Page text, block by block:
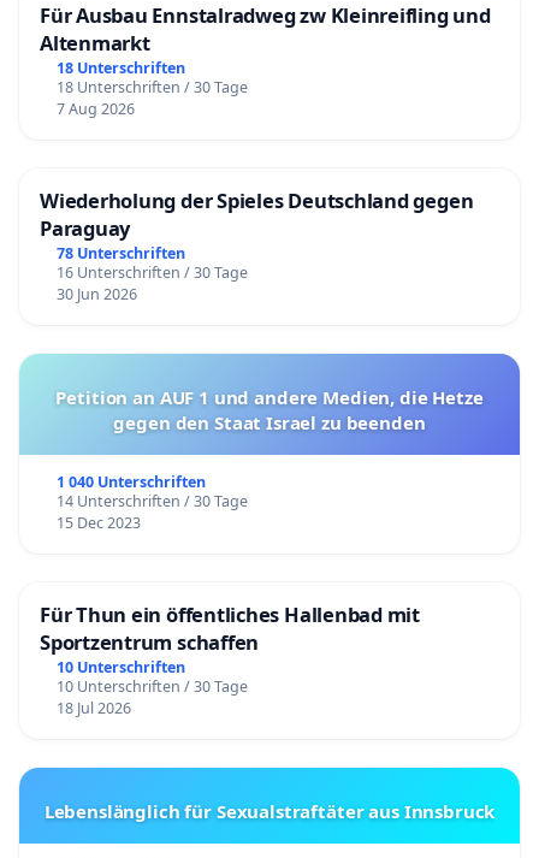
Für Ausbau Ennstalradweg zw Kleinreifling und
Altenmarkt
18 Unterschriften
18 Unterschriften / 30 Tage
7 Aug 2026
Wiederholung der Spieles Deutschland gegen
Paraguay
78 Unterschriften
16 Unterschriften / 30 Tage
30 Jun 2026
Petition an AUF 1 und andere Medien, die Hetze
gegen den Staat Israel zu beenden
1 040 Unterschriften
14 Unterschriften / 30 Tage
15 Dec 2023
Für Thun ein öffentliches Hallenbad mit
Sportzentrum schaffen
10 Unterschriften
10 Unterschriften / 30 Tage
18 Jul 2026
Lebenslänglich für Sexualstraftäter aus Innsbruck